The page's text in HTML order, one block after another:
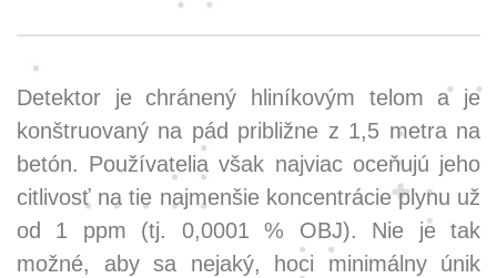
Detektor je chránený hliníkovým telom a je
konštruovaný na pád približne z 1,5 metra na
betón. Používatelia však najviac oceňujú jeho
citlivosť na tie najmenšie koncentrácie plynu už
od 1 ppm (tj. 0,0001 % OBJ). Nie je tak
možné, aby sa nejaký, hoci minimálny únik